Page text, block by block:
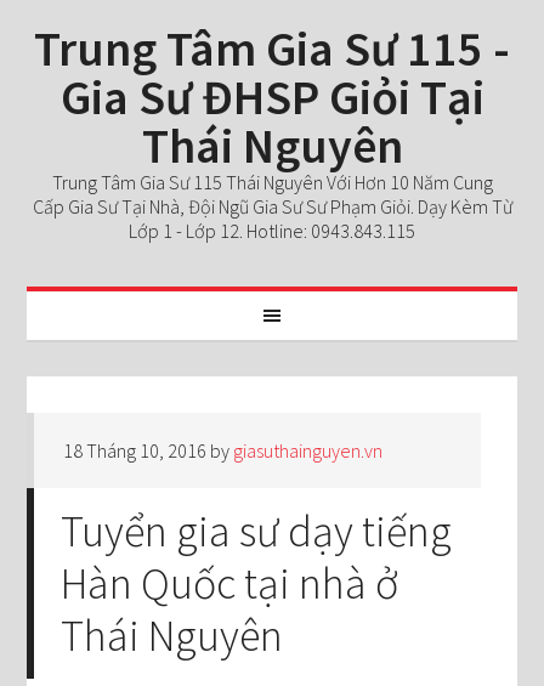
Trung Tâm Gia Sư 115 -
Gia Sư ĐHSP Giỏi Tại
Thái Nguyên
Trung Tâm Gia Sư 115 Thái Nguyên Với Hơn 10 Năm Cung
Cấp Gia Sư Tại Nhà, Đội Ngũ Gia Sư Sư Phạm Giỏi. Dạy Kèm Từ
Lớp 1 - Lớp 12. Hotline: 0943.843.115
18 Tháng 10, 2016 by giasuthainguyen.vn
Tuyển gia sư dạy tiếng
Hàn Quốc tại nhà ở
Thái Nguyên